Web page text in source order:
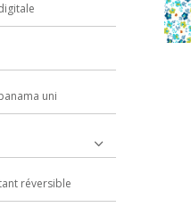
uni
réversible